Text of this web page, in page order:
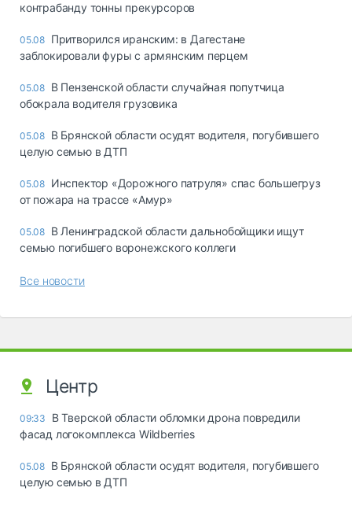
контрабанду тонны прекурсоров
05.08 Притворился иранским: в Дагестане
заблокировали фуры с армянским перцем
05.08 В Пензенской области случайная попутчица
обокрала водителя грузовика
05.08 В Брянской области осудят водителя, погубившего
целую семью в ДТП
05.08 Инспектор «Дорожного патруля» спас большегруз
от пожара на трассе «Амур»
05.08 В Ленинградской области дальнобойщики ищут
семью погибшего воронежского коллеги
Все новости
Центр
09:33
В Тверской области обломки дрона повредили
фасад логокомплекса Wildberries
05.08 В Брянской области осудят водителя, погубившего
целую семью в ДТП